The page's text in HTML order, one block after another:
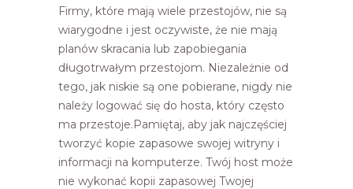
Firmy, które mają wiele przestojów, nie są
wiarygodne i jest oczywiste, że nie mają
planów skracania lub zapobiegania
długotrwałym przestojom. Niezależnie od
tego, jak niskie są one pobierane, nigdy nie
należy logować się do hosta, który często
ma przestoje.Pamiętaj, aby jak najczęściej
tworzyć kopie zapasowe swojej witryny i
informacji na komputerze. Twój host może
nie wykonać kopii zapasowej Twojej